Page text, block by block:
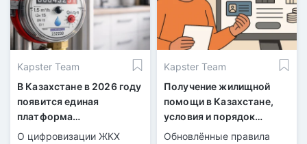
Kapster Team
В Казахстане в 2026 году
появится единая
платформа
коммунальных услуг
О цифровизации ЖКХ
Kapster Team
Получение жилищной
помощи в Казахстане,
условия и порядок
оформления
Обновлённые правила